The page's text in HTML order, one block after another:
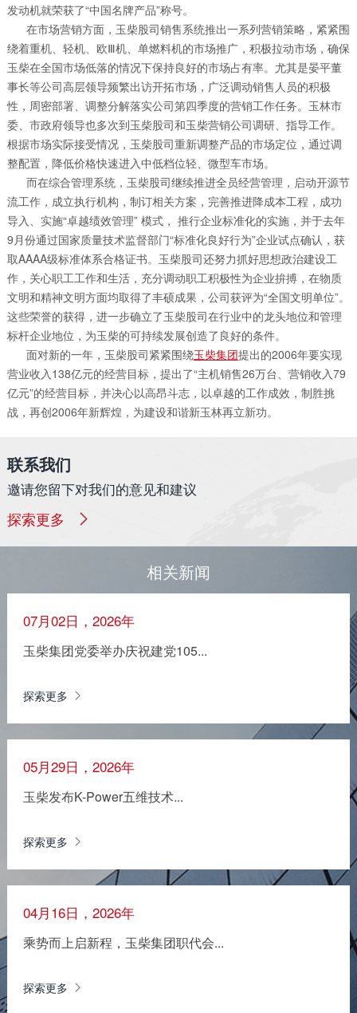
发动机就荣获了“中国名牌产品”称号。
在市场营销方面，玉柴股司销售系统推出一系列营销策略，紧紧围
绕着重机、轻机、欧Ⅲ机、单燃料机的市场推广，积极拉动市场，确保
玉柴在全国市场低落的情况下保持良好的市场占有率。尤其是晏平董
事长等公司高层领导频繁出访开拓市场，广泛调动销售人员的积极
性，周密部署、调整分解落实公司第四季度的营销工作任务。玉林市
委、市政府领导也多次到玉柴股司和玉柴营销公司调研、指导工作。
根据市场实际接受情况，玉柴股司重新调整产品的市场定位，通过调
整配置，降低价格快速进入中低档位轻、微型车市场。
而在综合管理系统，玉柴股司继续推进全员经营管理，启动开源节
流工作，成立执行机构，制订相关方案，完善推进降成本工程，成功
导入、实施“卓越绩效管理” 模式， 推行企业标准化的实施，并于去年
9月份通过国家质量技术监督部门“标准化良好行为”企业试点确认，获
取AAAA级标准体系合格证书。玉柴股司还努力抓好思想政治建设工
作，关心职工工作和生活，充分调动职工积极性为企业拚搏，在物质
文明和精神文明方面均取得了丰硕成果，公司获评为“全国文明单位”。
这些荣誉的获得，进一步确立了玉柴股司在行业中的龙头地位和管理
标杆企业地位，为玉柴的可持续发展创造了良好的条件。
面对新的一年，玉柴股司紧紧围绕玉柴集团提出的2006年要实现
营业收入138亿元的经营目标，提出了“主机销售26万台、营销收入79
亿元”的经营目标，并决心以高昂斗志，以卓越的工作成效，制胜挑
战，再创2006年新辉煌，为建设和谐新玉林再立新功。
联系我们
邀请您留下对我们的意见和建议
探索更多
相关新闻
07月02日，2026年
玉柴集团党委举办庆祝建党105...
探索更多
05月29日，2026年
玉柴发布K-Power五维技术...
探索更多
04月16日，2026年
乘势而上启新程，玉柴集团职代会...
探索更多